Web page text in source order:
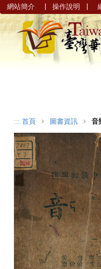
網站簡介 | 操作說明 |
::: 首頁 圖書資訊 音